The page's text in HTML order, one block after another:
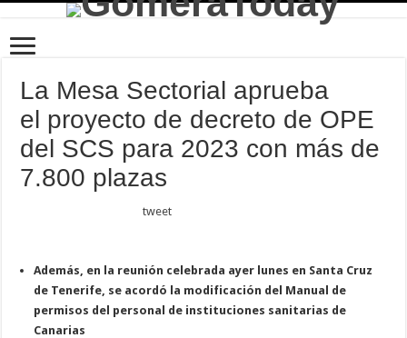
La Mesa Sectorial aprueba
el proyecto de decreto de OPE
del SCS para 2023 con más de
7.800 plazas
tweet
Además, en la reunión celebrada ayer lunes en Santa Cruz
de Tenerife, se acordó la modificación del Manual de
permisos del personal de instituciones sanitarias de
Canarias